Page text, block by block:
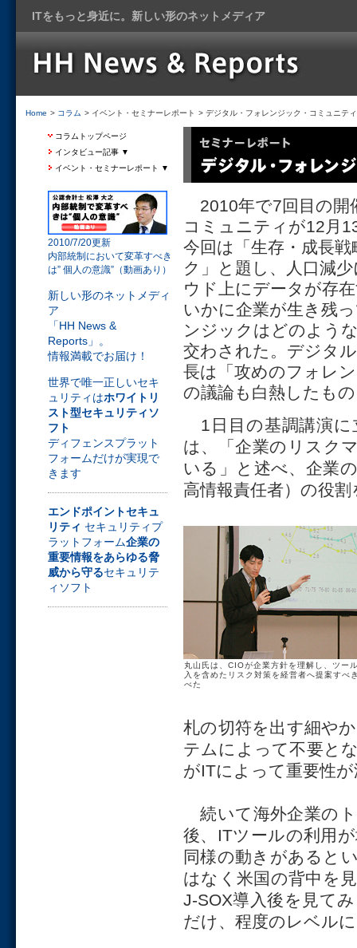
ITをもっと身近に。新しい形のネットメディア
Home > コラム > イベント・セミナーレポート > デジタル・フォレンジック・コミュニテ
コラムトップページ
インタビュー記事 ▼
イベント・セミナーレポート ▼
2010/7/20更新
内部統制において変革すべき
は” 個人の意識”（動画あり）
新しい形のネットメディ
ア
「HH News &
Reports」。
情報満載でお届け！
世界で唯一正しいセキ
ュリティはホワイトリ
スト型セキュリティソ
フト
ディフェンスプラット
フォームだけが実現で
きます
エンドポイントセキュ
リティ セキュリティプ
ラットフォーム企業の
重要情報をあらゆる脅
威から守るセキュリテ
ィソフト
2010年で7回目の開
コミュニティが12月
今回は「生存・成長
ク」と題し、人口減
ウド上にデータが存
いかに企業が生き残
ンジックはどのよう
交わされた。デジタ
長は「攻めのフォレ
の議論も白熱したも
1日目の基調講演に
は、「企業のリスク
いる」と述べ、企業
高情報責任者）の役
丸山氏は、CIOが企業方針を理解し、ツー
入を含めたリスク対策を経営者へ提案すべ
べた
札の切符を出す細や
テムによって不要と
がITによって重要性
続いて海外企業の
後、ITツールの利用
同様の動きがあると
はなく米国の背中を
J-SOX導入後を見て
だけ、程度のレベル